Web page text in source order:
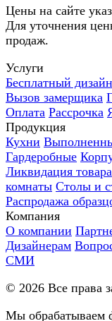
Цены на сайте
Для уточнения
продаж.
Услуги
Бесплатный
Вызов замерщика
Оплата Рассрочка
Продукция
Кухни
Гардеробные
Ликвидация товара
комнаты Столы и
Распродажа
Компания
О компании
Дизайнерам
СМИ
© 2026 Все права
Мы обрабатываем